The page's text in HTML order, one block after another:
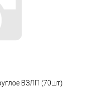
ВЗЛП (70шт)